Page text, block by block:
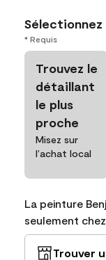
Sélectionnez
* Requis
Trouvez le
détaillant
le plus
proche
Misez sur
l’achat local
La peinture
seulement
Trouver